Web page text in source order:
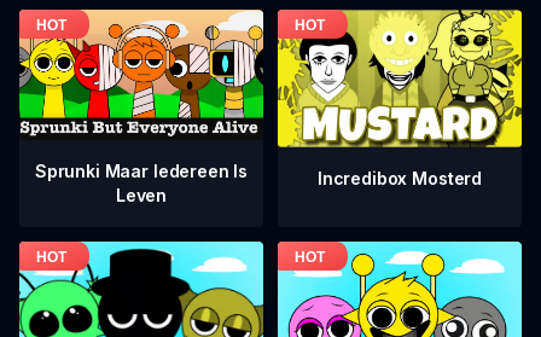
Sprunki Maar Iedereen Is
Leven
Incredibox Mosterd